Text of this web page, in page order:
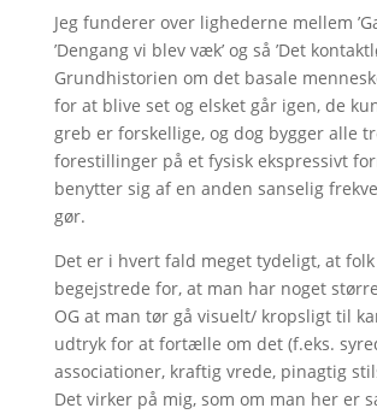
Jeg funderer over lighederne mellem
’Dengang vi blev væk’ og så ’Det
Grundhistorien om det basale
for at blive set og elsket går igen, de
greb er forskellige, og dog bygger alle
forestillinger på et fysisk ekspressivt
benytter sig af en anden sanselig
gør.
Det er i hvert fald meget tydeligt, at
begejstrede for, at man har noget
OG at man tør gå visuelt/ kropsligt til
udtryk for at fortælle om det (f.eks.
associationer, kraftig vrede, pinagtig
Det virker på mig, som om man her er